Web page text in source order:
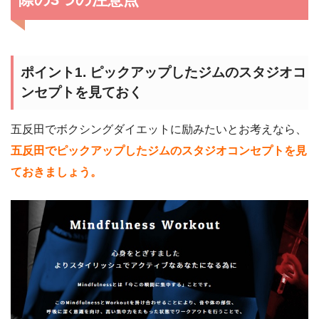
ポイント1. ピックアップしたジムのスタジオコ
ンセプトを見ておく
五反田でボクシングダイエットに励みたいとお考えなら、
五反田でピックアップしたジムのスタジオコンセプトを見
ておきましょう。